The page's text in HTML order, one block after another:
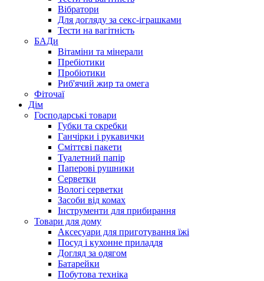
Вібратори
Для догляду за секс-іграшками
Тести на вагітність
БАДи
Вітаміни та мінерали
Пребіотики
Пробіотики
Риб'ячий жир та омега
Фіточаї
Дім
Господарські товари
Губки та скребки
Ганчірки і рукавички
Сміттєві пакети
Туалетний папір
Паперові рушники
Серветки
Вологі серветки
Засоби від комах
Інструменти для прибирання
Товари для дому
Аксесуари для приготування їжі
Посуд і кухонне приладдя
Догляд за одягом
Батарейки
Побутова техніка